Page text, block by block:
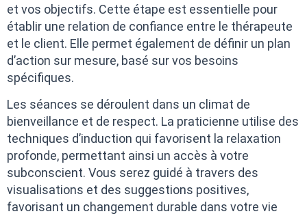
et vos objectifs. Cette étape est essentielle pour
établir une relation de confiance entre le thérapeute
et le client. Elle permet également de définir un plan
d’action sur mesure, basé sur vos besoins
spécifiques.
Les séances se déroulent dans un climat de
bienveillance et de respect. La praticienne utilise des
techniques d’induction qui favorisent la relaxation
profonde, permettant ainsi un accès à votre
subconscient. Vous serez guidé à travers des
visualisations et des suggestions positives,
favorisant un changement durable dans votre vie